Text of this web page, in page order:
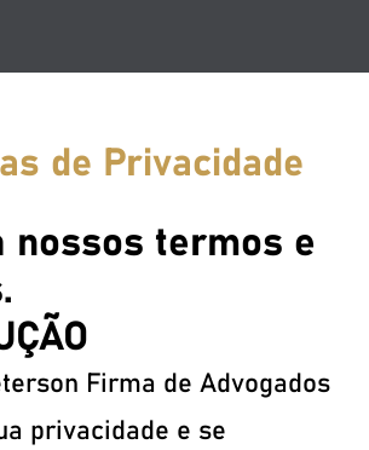
de Privacidade
nossos termos e
Firma de Advogados
privacidade e se